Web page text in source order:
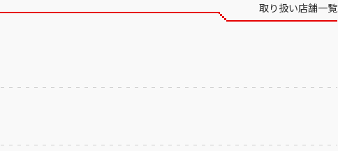
取り扱い店舗一覧